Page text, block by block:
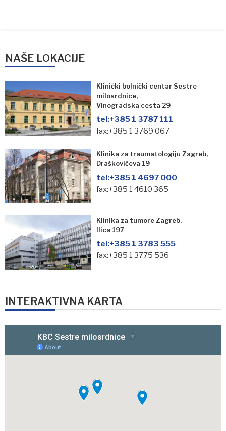
NAŠE LOKACIJE
Klinički bolnički centar Sestre
milosrdnice,
Vinogradska cesta 29
tel:+385 1 3787 111
fax:+385 1 3769 067
Klinika za traumatologiju Zagreb,
Draškovićeva 19
tel:+385 1 4697 000
fax:+385 1 4610 365
Klinika za tumore Zagreb,
Ilica 197
tel:+385 1 3783 555
fax:+385 1 3775 536
INTERAKTIVNA KARTA